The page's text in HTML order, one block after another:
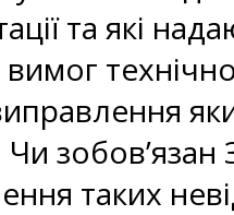
та які
Чи
таких